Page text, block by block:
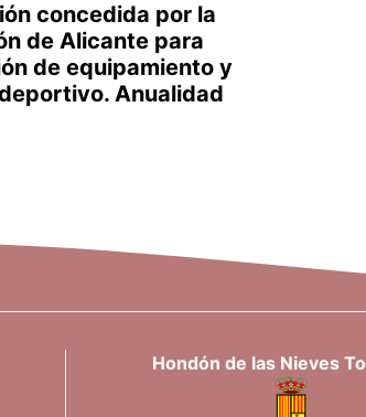
concedida por la
de Alicante para
de equipamiento y
Anualidad
Hondón de las Nieves